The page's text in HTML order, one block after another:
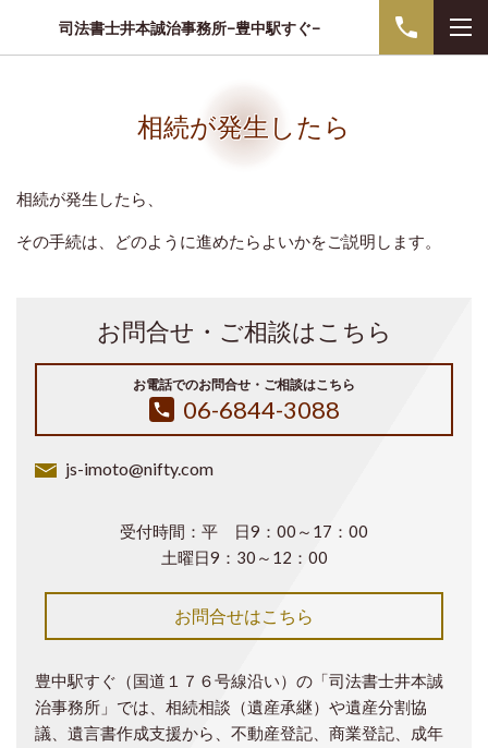
司法書士井本誠治事務所−豊中駅すぐ−
相続が発生したら
相続が発生したら、
その手続は、どのように進めたらよいかをご説明します。
お問合せ・ご相談はこちら
お電話でのお問合せ・ご相談はこちら
06-6844-3088
js-imoto@nifty.com
受付時間：平 日9：00～17：00
土曜日9：30～12：00
お問合せはこちら
豊中駅すぐ（国道１７６号線沿い）の「司法書士井本誠
治事務所」では、相続相談（遺産承継）や遺産分割協
議、遺言書作成支援から、不動産登記、商業登記、成年